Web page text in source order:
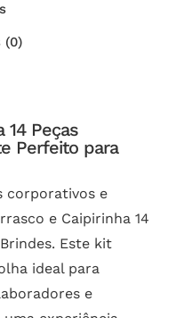
(0)
14 Peças
Perfeito para
corporativos e
e Caipirinha 14
Este kit
ideal para
e